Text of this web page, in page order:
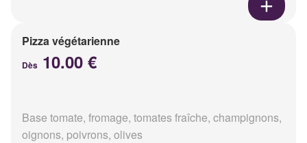
Pizza végétarienne
Dès 10.00 €
Base tomate, fromage, tomates fraîche, champignons,
oignons, poivrons, olives